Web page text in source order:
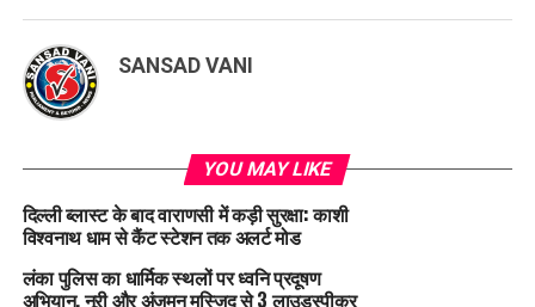
SANSAD VANI
YOU MAY LIKE
दिल्ली ब्लास्ट के बाद वाराणसी में कड़ी सुरक्षा: काशी
विश्वनाथ धाम से कैंट स्टेशन तक अलर्ट मोड
लंका पुलिस का धार्मिक स्थलों पर ध्वनि प्रदूषण
अभियान, नूरी और अंजुमन मस्जिद से 3 लाउडस्पीकर